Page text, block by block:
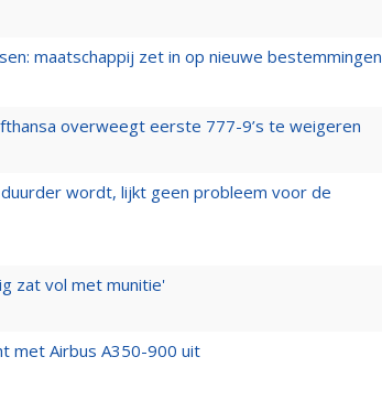
maatschappij zet in op nieuwe bestemmingen
overweegt eerste 777-9’s te weigeren
wordt, lijkt geen probleem voor de
zat vol met munitie'
met Airbus A350-900 uit